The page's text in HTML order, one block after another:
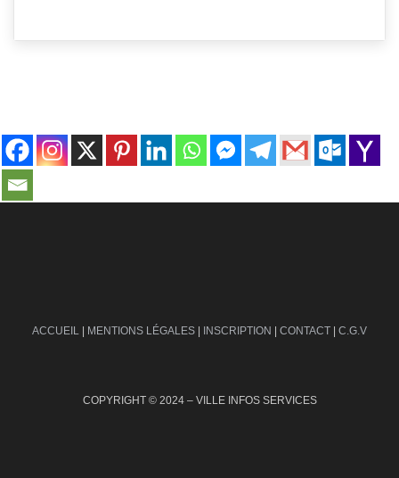
ACCUEIL | MENTIONS LÉGALES | INSCRIPTION | CONTACT | C.G.V
COPYRIGHT © 2024 – VILLE INFOS SERVICES